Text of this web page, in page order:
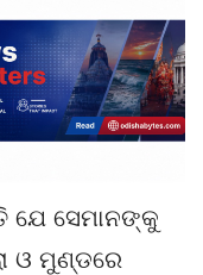
ଯେ ସେମାନଙ୍କୁ
ଓ ମୁଣ୍ଡରେ